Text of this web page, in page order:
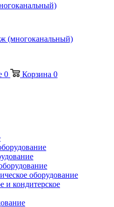
(многоканальный)
0 Корзина 0
оборудование
и кондитерское